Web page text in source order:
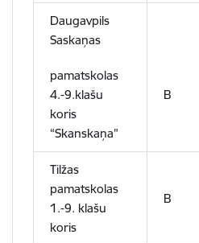
Daugavpils
Saskaņas
pamatskolas
4.-9.klašu
koris
“Skanskaņa”
B
Tilžas
pamatskolas
1.-9. klašu
koris
B